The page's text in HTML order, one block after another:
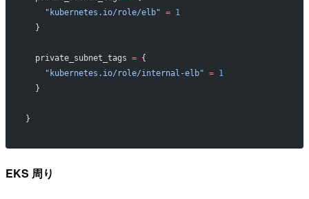
    "kubernetes.io/role/elb"
= 1
  }
  private_subnet_tags
= {
    "kubernetes.io/role/internal-elb"
= 1
  }
}
EKS 周り